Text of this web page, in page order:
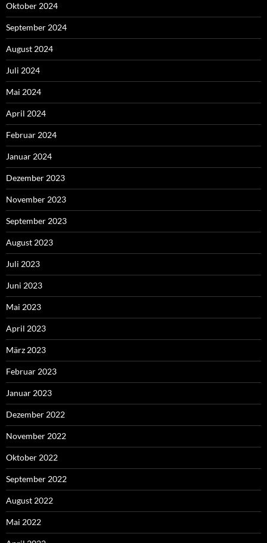
Oktober 2024
September 2024
August 2024
Juli 2024
Mai 2024
April 2024
Februar 2024
Januar 2024
Dezember 2023
November 2023
September 2023
August 2023
Juli 2023
Juni 2023
Mai 2023
April 2023
März 2023
Februar 2023
Januar 2023
Dezember 2022
November 2022
Oktober 2022
September 2022
August 2022
Mai 2022